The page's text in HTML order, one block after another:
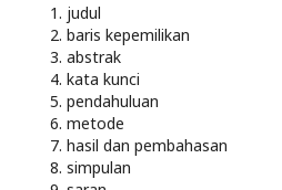
judul
baris kepemilikan
abstrak
kata kunci
pendahuluan
metode
hasil dan pembahasan
simpulan